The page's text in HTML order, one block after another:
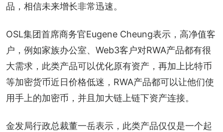
品，相信未来增长非常迅速。
OSL集团首席商务官Eugene Cheung表示，高净值客
户，例如家族办公室、Web3客户对RWA产品都有很
大需求，此类产品可以优化原有资产，再加上比特币
等加密货币近日价格低迷，RWA产品都可以让他们使
用手上的加密币，并且加大链上链下资产连接。
金发局行政总裁董一岳表示，此类产品仅仅是一个起